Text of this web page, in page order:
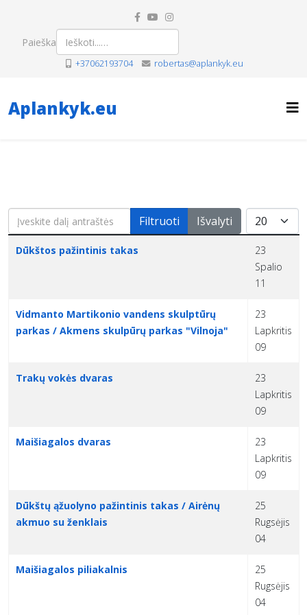
Paieška
+37062193704 robertas@aplankyk.eu
Aplankyk.eu
Įveskite dalį antraštės Filtruoti Išvalyti Rodyti po
Pavadinimas Sukūrimo data
Dūkštos pažintinis takas
23
Spalio
11
Vidmanto Martikonio vandens skulptūrų
parkas / Akmens skulpūrų parkas "Vilnoja"
23
Lapkritis
09
Trakų vokės dvaras
23
Lapkritis
09
Maišiagalos dvaras
23
Lapkritis
09
Dūkštų ąžuolyno pažintinis takas / Airėnų
akmuo su ženklais
25
Rugsėjis
04
Maišiagalos piliakalnis
25
Rugsėjis
04